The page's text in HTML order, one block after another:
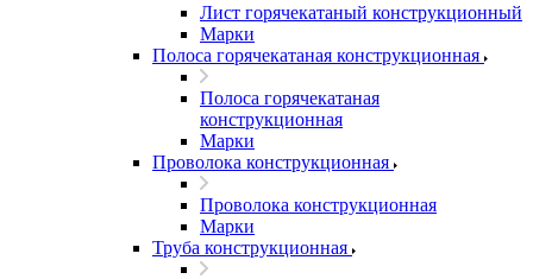
Лист горячекатаный конструкционный
Марки
Полоса горячекатаная конструкционная
Полоса горячекатаная
конструкционная
Марки
Проволока конструкционная
Проволока конструкционная
Марки
Труба конструкционная